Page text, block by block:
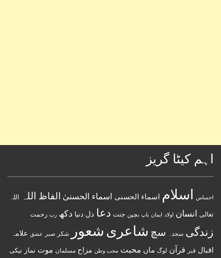
اہم کیٹا گریز
احساس اسلام اسماء الحسنى اسماء الحسنیٰ الفاظ اللہ اللہ
تعالی انسان اولاد ایمان باپ بچپن جنت دعا دل دنیا دکھ رب رحمت
زندگی سجدہ سچ شاعری شعور شکر صبر عشق علامہ
اقبال قبر قرآن لوگ ماں محبت محب وطن مزاح مسلمان موت نماز نیکی